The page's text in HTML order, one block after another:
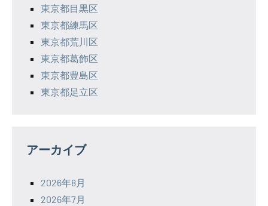
東京都目黒区
東京都練馬区
東京都荒川区
東京都葛飾区
東京都豊島区
東京都足立区
アーカイブ
2026年8月
2026年7月